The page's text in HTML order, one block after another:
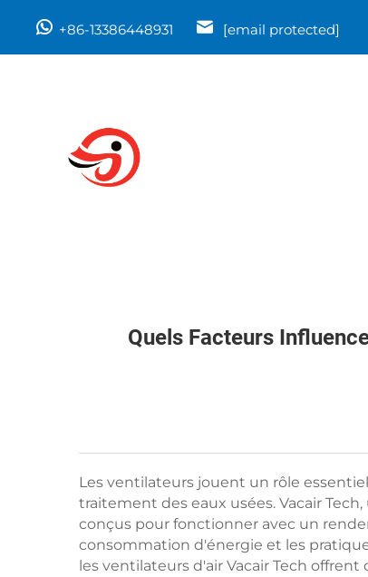
+86-13386448931 [email protected]
Quels Facteurs
Les ventilateurs jouent un rôle
traitement des eaux usées. Vacair
conçus pour fonctionner avec un
consommation d'énergie et les
les ventilateurs d'air Vacair Tech